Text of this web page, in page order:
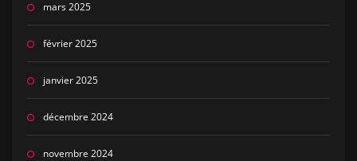
mars 2025
février 2025
janvier 2025
décembre 2024
novembre 2024